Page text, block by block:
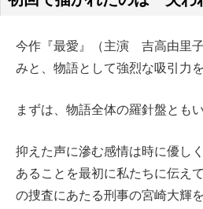
今作『最愛』（主演 吉高由里
みと、物語として強烈な吸引力
まずは、物語全体の羅針盤とも
抑えた声に滲む感情は時に優し
あることを最初に私たちに伝え
の捜査にあたる刑事の宮崎大輝を